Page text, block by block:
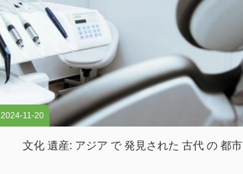
2024-11-20
文化 遺産: アジア で 発見された 古代 の 都市